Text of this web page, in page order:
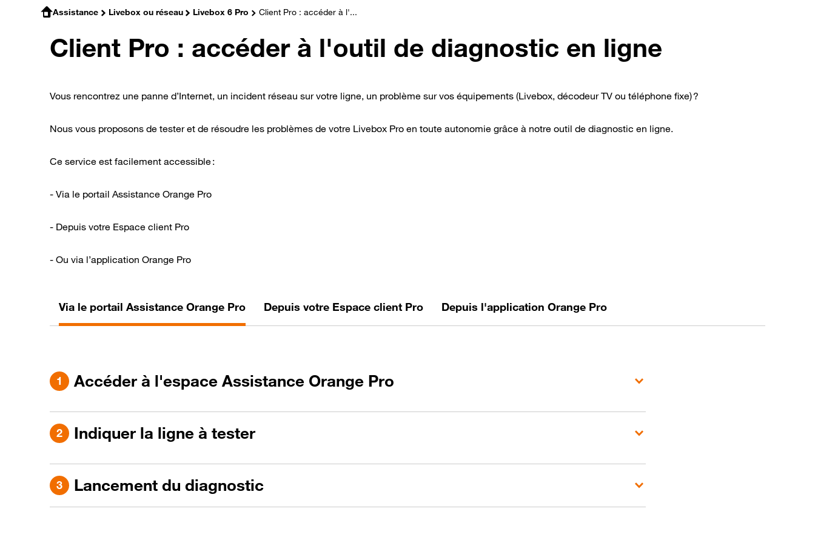
Assistance Livebox ou réseau Livebox 6 Pro Client Pro : accéder à l'...
Client Pro : accéder à l'outil de diagnostic en ligne
Vous rencontrez une panne d’Internet, un incident réseau sur votre ligne, un problème sur vos équipements (Livebox, décodeur TV ou téléphone fixe) ?
Nous vous proposons de tester et de résoudre les problèmes de votre Livebox Pro en toute autonomie grâce à notre outil de diagnostic en ligne.
Ce service est facilement accessible :
- Via le portail Assistance Orange Pro
- Depuis votre Espace client Pro
- Ou via l’application Orange Pro
Via le portail Assistance Orange Pro Depuis votre Espace client Pro Depuis l'application Orange Pro
Accéder à l'espace Assistance Orange Pro
Indiquer la ligne à tester
Lancement du diagnostic